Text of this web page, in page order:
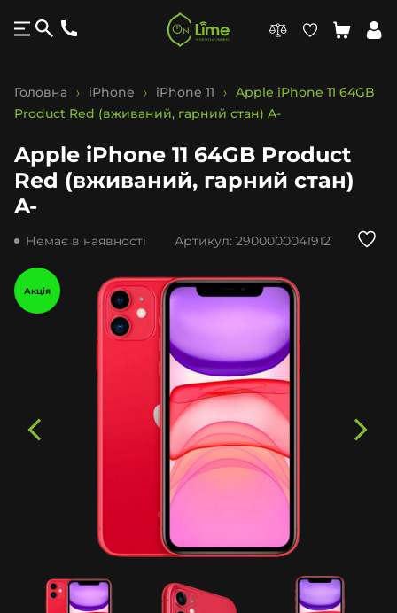
Головна iPhone iPhone 11
Apple iPhone 11 64GB
Product Red (вживаний, гарний стан) A-
Apple iPhone 11 64GB Product
Red (вживаний, гарний стан)
A-
Немає в наявності Артикул: 2900000041912
Акція